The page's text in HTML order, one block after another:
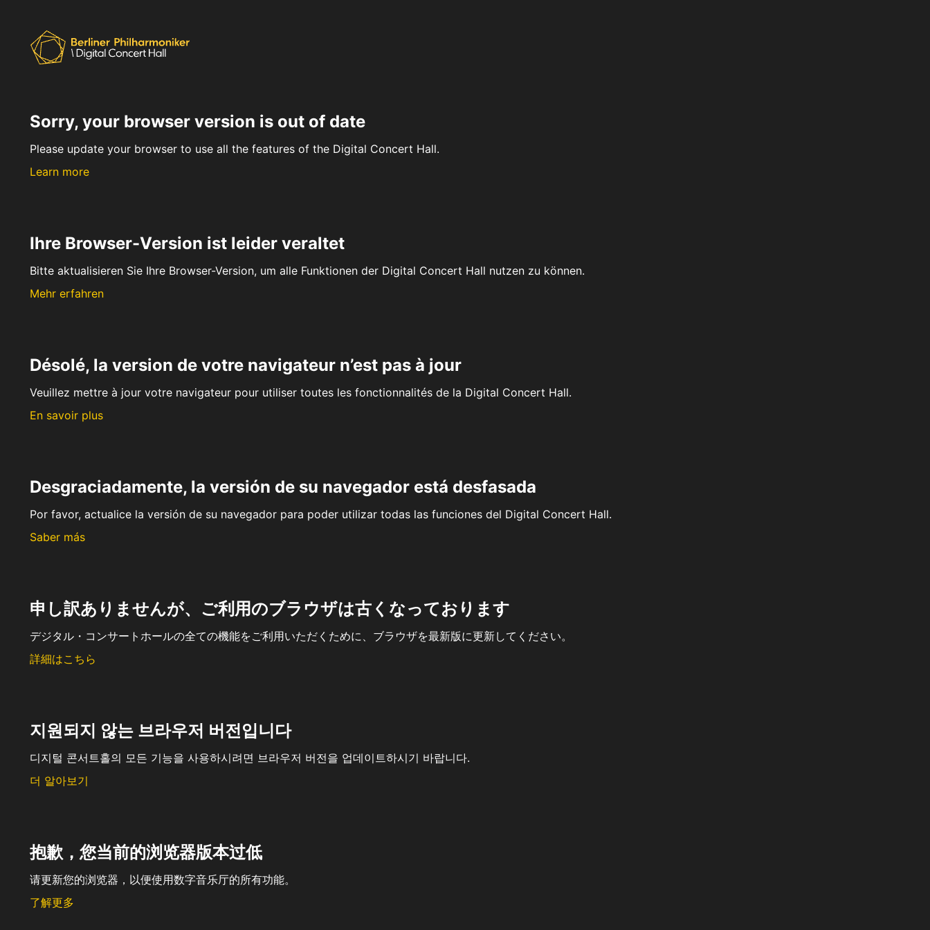
Sorry, your browser version is out of date
Please update your browser to use all the features of the Digital Concert Hall.
Learn more
Ihre Browser-Version ist leider veraltet
Bitte aktualisieren Sie Ihre Browser-Version, um alle Funktionen der Digital Concert Hall nutzen zu können.
Mehr erfahren
Désolé, la version de votre navigateur n’est pas à jour
Veuillez mettre à jour votre navigateur pour utiliser toutes les fonctionnalités de la Digital Concert Hall.
En savoir plus
Desgraciadamente, la versión de su navegador está desfasada
Por favor, actualice la versión de su navegador para poder utilizar todas las funciones del Digital Concert Hall.
Saber más
申し訳ありませんが、ご利用のブラウザは古くなっております
デジタル・コンサートホールの全ての機能をご利用いただくために、ブラウザを最新版に更新してください。
詳細はこちら
지원되지 않는 브라우저 버전입니다
디지털 콘서트홀의 모든 기능을 사용하시려면 브라우저 버전을 업데이트하시기 바랍니다.
더 알아보기
抱歉，您当前的浏览器版本过低
请更新您的浏览器，以便使用数字音乐厅的所有功能。
了解更多